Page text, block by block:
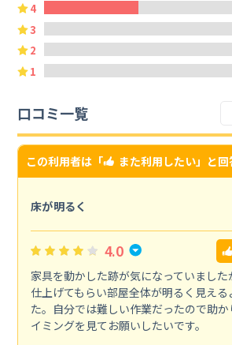
4
3
2
1
口コミ一覧
この利用者は「 また利用したい」と回
床が明るく
4.0
家具を動かした跡が気になっていまし
仕上げてもらい部屋全体が明るく見える
た。自分では難しい作業だったので助
イミングを見てお願いしたいです。